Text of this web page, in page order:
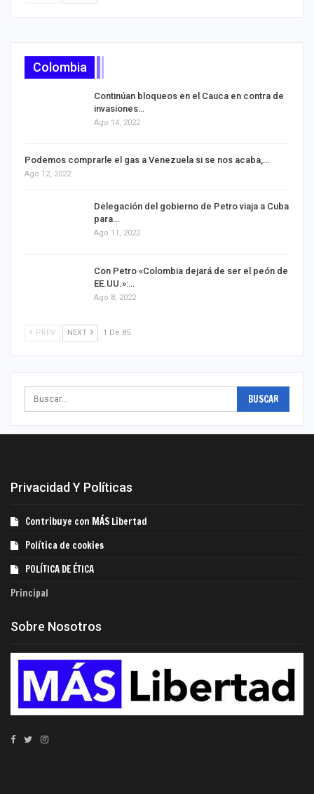
Colombia
Continúan bloqueos en el Cauca en contra de
invasiones…
Ago 14, 2022
Podemos comprarle el gas a Venezuela si se nos acaba,…
Ago 12, 2022
Delegación del gobierno de Petro viaja a Cuba
para…
Ago 11, 2022
Con Petro «Colombia dejará de ser el peón de
EE.UU.»:…
Ago 8, 2022
PREV NEXT 1 De 85
Privacidad Y Políticas
Contribuye con MÁS Libertad
Política de cookies
POLÍTICA DE ÉTICA
Principal
Sobre Nosotros